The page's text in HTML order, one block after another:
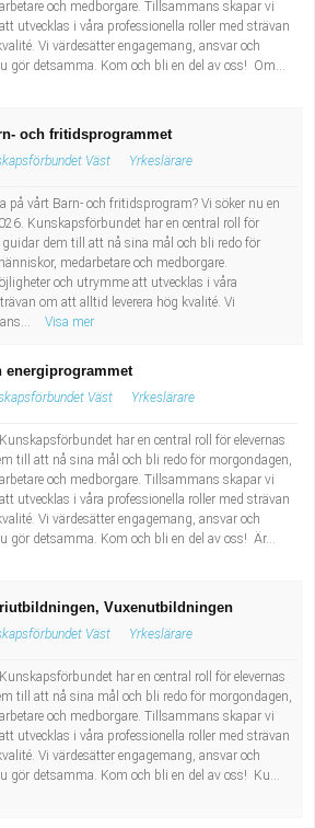
och medborgare. Tillsammans skapar vi
utvecklas i våra professionella roller med strävan
Vi värdesätter engagemang, ansvar och
gör detsamma. Kom och bli en del av oss! Om...
och fritidsprogrammet
Väst Yrkeslärare
på vårt Barn- och fritidsprogram? Vi söker nu en
Kunskapsförbundet har en central roll för
dem till att nå sina mål och bli redo för
medarbetare och medborgare.
och utrymme att utvecklas i våra
om att alltid leverera hög kvalité. Vi
Visa mer
energiprogrammet
Väst Yrkeslärare
har en central roll för elevernas
till att nå sina mål och bli redo för morgondagen,
och medborgare. Tillsammans skapar vi
utvecklas i våra professionella roller med strävan
Vi värdesätter engagemang, ansvar och
gör detsamma. Kom och bli en del av oss! Är...
Vuxenutbildningen
Väst Yrkeslärare
har en central roll för elevernas
till att nå sina mål och bli redo för morgondagen,
och medborgare. Tillsammans skapar vi
utvecklas i våra professionella roller med strävan
Vi värdesätter engagemang, ansvar och
gör detsamma. Kom och bli en del av oss! Ku...